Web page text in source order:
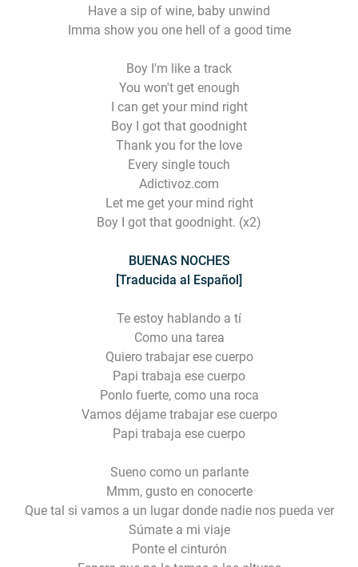
Have a sip of wine, baby unwind
Imma show you one hell of a good time
Boy I'm like a track
You won't get enough
I can get your mind right
Boy I got that goodnight
Thank you for the love
Every single touch
Adictivoz.com
Let me get your mind right
Boy I got that goodnight. (x2)
BUENAS NOCHES
[Traducida al Español]
Te estoy hablando a tí
Como una tarea
Quiero trabajar ese cuerpo
Papi trabaja ese cuerpo
Ponlo fuerte, como una roca
Vamos déjame trabajar ese cuerpo
Papi trabaja ese cuerpo
Sueno como un parlante
Mmm, gusto en conocerte
Que tal si vamos a un lugar donde nadie nos pueda ver
Súmate a mi viaje
Ponte el cinturón